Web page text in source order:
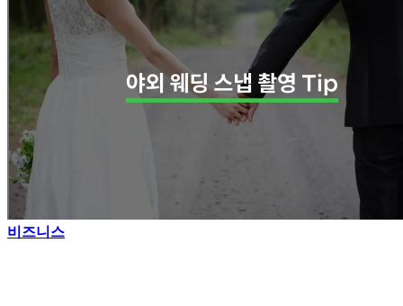
초보도 자연스러운 감성으로 셀프웨딩 세미웨딩 커
플스냅
4.9
199,000원~
모브앤무드
서비스 리스트 보러가기
웨딩 촬영 더 알아보기